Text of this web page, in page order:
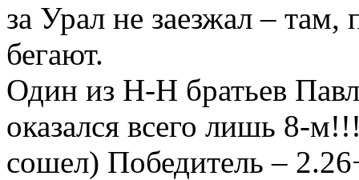
за Урал не заезжал –
бегают.
Один из Н-Н братьев
оказался всего лишь 8-
сошел) Победитель –